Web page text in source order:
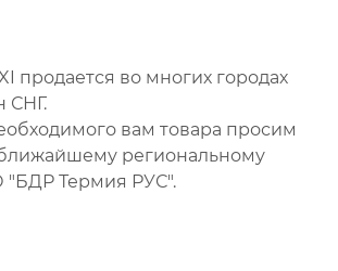
продается во многих городах
СНГ.
вам товара просим
региональному
Термия РУС".